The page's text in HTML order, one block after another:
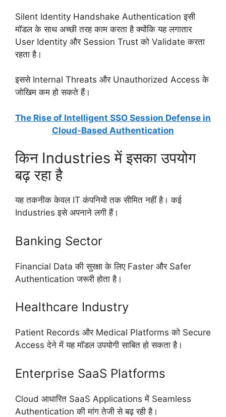
Silent Identity Handshake Authentication इसी
मॉडल के साथ अच्छी तरह काम करता है क्योंकि यह लगातार
User Identity और Session Trust को Validate करता
रहता है।
इससे Internal Threats और Unauthorized Access के
जोखिम कम हो सकते हैं।
The Rise of Intelligent SSO Session Defense in
Cloud-Based Authentication
किन Industries में इसका उपयोग
बढ़ रहा है
यह तकनीक केवल IT कंपनियों तक सीमित नहीं है। कई
Industries इसे अपनाने लगी हैं।
Banking Sector
Financial Data की सुरक्षा के लिए Faster और Safer
Authentication जरूरी होता है।
Healthcare Industry
Patient Records और Medical Platforms को Secure
Access देने में यह मॉडल उपयोगी साबित हो सकता है।
Enterprise SaaS Platforms
Cloud आधारित SaaS Applications में Seamless
Authentication की मांग तेजी से बढ़ रही है।